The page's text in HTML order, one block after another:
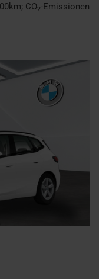
; CO2-Emissionen